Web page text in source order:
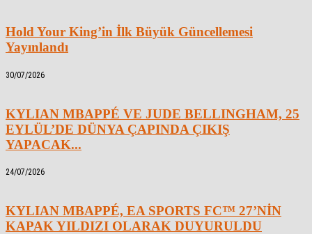
Hold Your King’in İlk Büyük Güncellemesi
Yayınlandı
30/07/2026
KYLIAN MBAPPÉ VE JUDE BELLINGHAM, 25
EYLÜL’DE DÜNYA ÇAPINDA ÇIKIŞ
YAPACAK...
24/07/2026
KYLIAN MBAPPÉ, EA SPORTS FC™ 27’NİN
KAPAK YILDIZI OLARAK DUYURULDU